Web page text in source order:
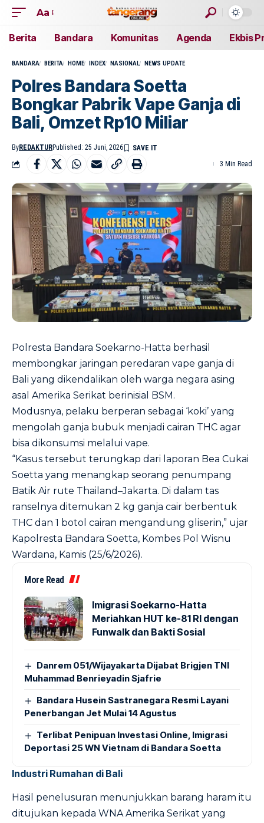
Aa
Berita Bandara Komunitas Agenda Ekbis
BANDARA BERITA HOME INDEX NASIONAL NEWS UPDATE
Polres Bandara Soetta
Bongkar Pabrik Vape Ganja di
Bali, Omzet Rp10 Miliar
ByREDAKTURPublished: 25 Juni, 2026
3 Min Read
Polresta Bandara Soekarno-Hatta berhasil
membongkar jaringan peredaran vape ganja di
Bali yang dikendalikan oleh warga negara asing
asal Amerika Serikat berinisial BSM.
Modusnya, pelaku berperan sebagai ‘koki’ yang
mengolah ganja bubuk menjadi cairan THC agar
bisa dikonsumsi melalui vape.
“Kasus tersebut terungkap dari laporan Bea Cukai
Soetta yang menangkap seorang penumpang
Batik Air rute Thailand–Jakarta. Di dalam tas
ranselnya ditemukan 2 kg ganja cair berbentuk
THC dan 1 botol cairan mengandung gliserin,” ujar
Kapolresta Bandara Soetta, Kombes Pol Wisnu
Wardana, Kamis (25/6/2026).
More Read
Imigrasi Soekarno-Hatta
Meriahkan HUT ke-81 RI dengan
Funwalk dan Bakti Sosial
Danrem 051/Wijayakarta Dijabat Brigjen TNI
Muhammad Benrieyadin Sjafrie
Bandara Husein Sastranegara Resmi Layani
Penerbangan Jet Mulai 14 Agustus
Terlibat Penipuan Investasi Online, Imigrasi
Deportasi 25 WN Vietnam di Bandara Soetta
Industri Rumahan di Bali
Hasil penelusuran menunjukkan barang haram itu
ditujukan kepada WNA Amerika Serikat yang